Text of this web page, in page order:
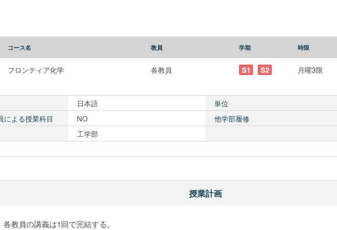
コース名 教員 学期 時限
フロンティア化学 各教員 S1 S2 月曜3限
日本語
単位
による授業科目
NO
他学部履修
工学部
授業計画
教員の講義は1回で完結する。